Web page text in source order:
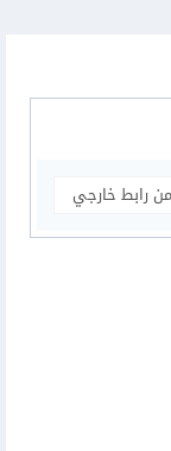
رابط خارجي